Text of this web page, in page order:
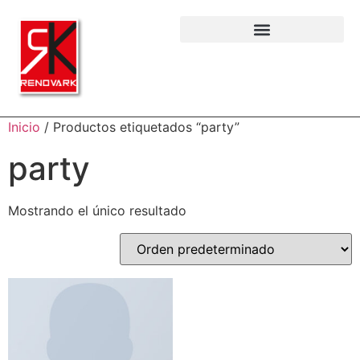
Inicio / Productos etiquetados “party”
party
Mostrando el único resultado